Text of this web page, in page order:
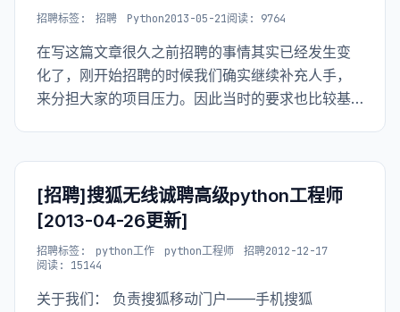
招聘标签: 招聘 Python2013-05-21阅读: 9764
在写这篇文章很久之前招聘的事情其实已经发生变
化了，刚开始招聘的时候我们确实继续补充人手，
来分担大家的项目压力。因此当时的要求也比较基
[招聘]搜狐无线诚聘高级python工程师
[2013-04-26更新]
招聘标签: python工作 python工程师 招聘2012-12-17
阅读: 15144
关于我们： 负责搜狐移动门户——手机搜狐